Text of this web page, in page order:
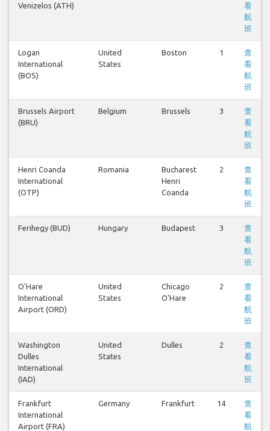
Venizelos (ATH)
看
航
班
Logan
International
(BOS)
United
States
Boston 1
查
看
航
班
Brussels Airport
(BRU)
Belgium Brussels 3
查
看
航
班
Henri Coanda
International
(OTP)
Romania
Bucharest
Henri
Coanda
2
查
看
航
班
Ferihegy (BUD) Hungary Budapest 3
查
看
航
班
O'Hare
International
Airport (ORD)
United
States
Chicago
O'Hare
2
查
看
航
班
Washington
Dulles
International
(IAD)
United
States
Dulles 2
查
看
航
班
Frankfurt
International
Airport (FRA)
Germany Frankfurt 14
查
看
航